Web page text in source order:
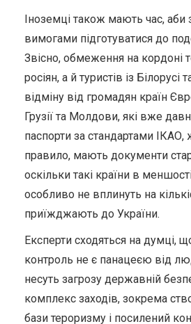
Іноземці також мають час, аби
вимогами підготуватися до
Звісно, обмеження на кордоні
росіян, а й туристів із Білорусі
відміну від громадян країн
Грузії та Молдови, які вже
паспорти за стандартами ІКАО,
правило, мають документи
оскільки такі країни в
особливо не вплинуть на
приїжджають до України.
Експерти сходяться на думці,
контроль не є панацеєю від
несуть загрозу державній
комплекс заходів, зокрема
бази тероризму і посилений